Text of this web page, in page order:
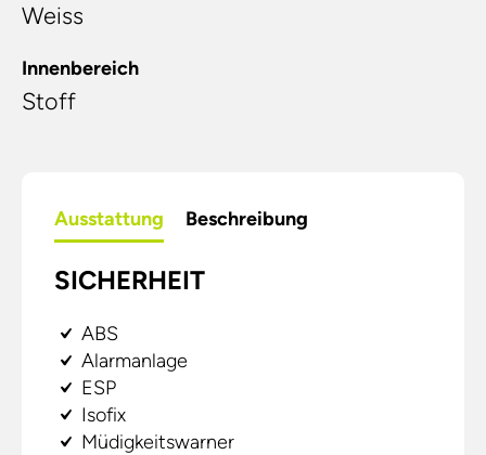
Weiss
Innenbereich
Stoff
Ausstattung Beschreibung
SICHERHEIT
ABS
Alarmanlage
ESP
Isofix
Müdigkeitswarner